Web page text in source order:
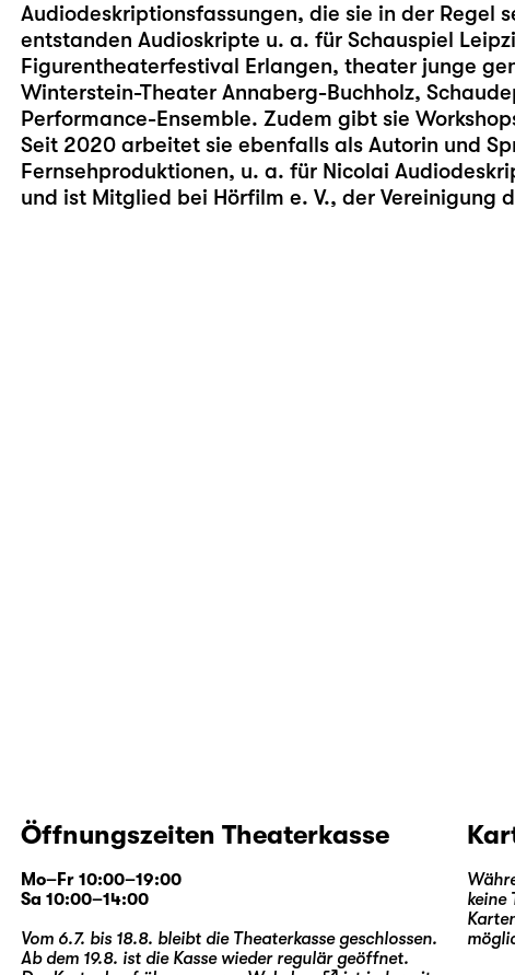
Audiodeskriptionsfassungen, die sie in der Regel
entstanden Audioskripte u. a. für Schauspiel
Figurentheaterfestival Erlangen, theater junge
Winterstein-Theater Annaberg-Buchholz,
Performance-Ensemble. Zudem gibt sie
Seit 2020 arbeitet sie ebenfalls als Autorin und
Fernsehproduktionen, u. a. für Nicolai
und ist Mitglied bei Hörfilm e. V., der Vereinigung
Öffnungszeiten Theaterkasse
Mo–Fr 10:00–19:00
Sa 10:00–14:00
Vom 6.7. bis 18.8. bleibt die Theaterkasse geschlossen.
Ab dem 19.8. ist die Kasse wieder regulär geöffnet.
keine